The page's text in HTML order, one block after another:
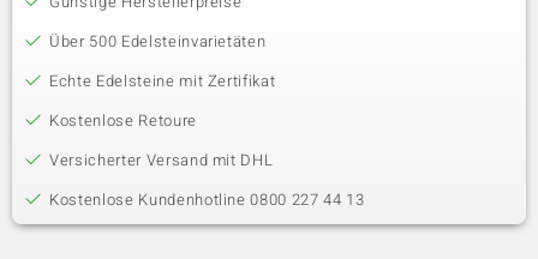
Über 500 Edelsteinvarietäten
Echte Edelsteine mit Zertifikat
Kostenlose Retoure
Versicherter Versand mit DHL
Kostenlose Kundenhotline 0800 227 44 13